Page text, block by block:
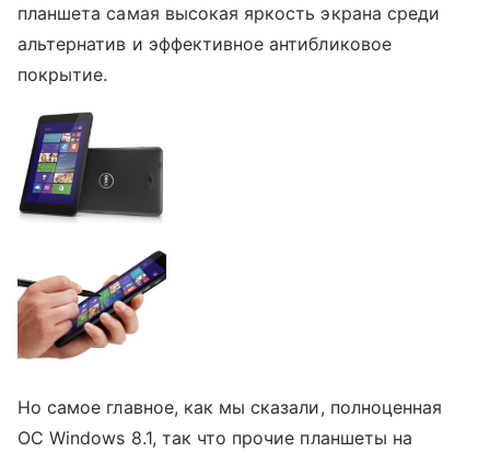
планшета самая высокая яркость экрана среди
альтернатив и эффективное антибликовое
покрытие.
Но самое главное, как мы сказали, полноценная
ОС Windows 8.1, так что прочие планшеты на